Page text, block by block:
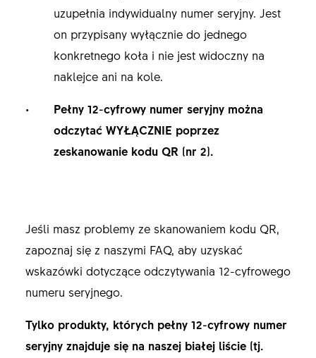
uzupełnia indywidualny numer seryjny. Jest
on przypisany wyłącznie do jednego
konkretnego koła i nie jest widoczny na
naklejce ani na kole.
Pełny 12-cyfrowy numer seryjny można
odczytać WYŁĄCZNIE poprzez
zeskanowanie kodu QR (nr 2).
Jeśli masz problemy ze skanowaniem kodu QR,
zapoznaj się z naszymi FAQ, aby uzyskać
wskazówki dotyczące odczytywania 12-cyfrowego
numeru seryjnego.
Tylko produkty, których pełny 12-cyfrowy numer
seryjny znajduje się na naszej białej liście (tj.